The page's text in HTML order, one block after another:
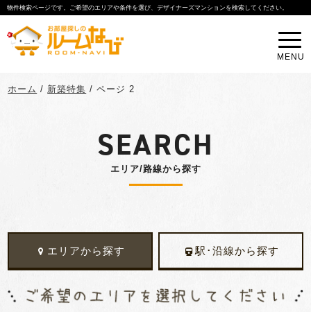
物件検索ページです。ご希望のエリアや条件を選び、デザイナーズマンションを検索してください。
MENU
ホーム / 新築特集 /ページ 2
SEARCH
エリア/路線から探す
エリアから探す 駅･沿線から探す